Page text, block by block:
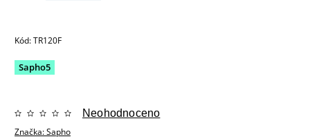
Kód:TR120F
Sapho5
Značka:Sapho
Neohodnoceno